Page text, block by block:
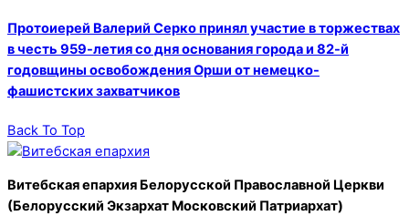
Протоиерей Валерий Серко принял участие в торжествах
в честь 959-летия со дня основания города и 82-й
годовщины освобождения Орши от немецко-
фашистских захватчиков
Back To Top
Витебская епархия Белорусской Православной Церкви
(Белорусский Экзархат Московский Патриархат)